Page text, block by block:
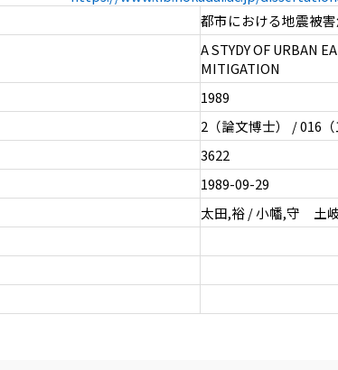
都市における地震被
A STYDY OF URBAN
MITIGATION
1989
2（論文博士） / 016（
3622
1989-09-29
太田,裕 / 小幡,守 土